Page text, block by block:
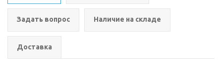
Задать вопрос Наличие на складе
Доставка